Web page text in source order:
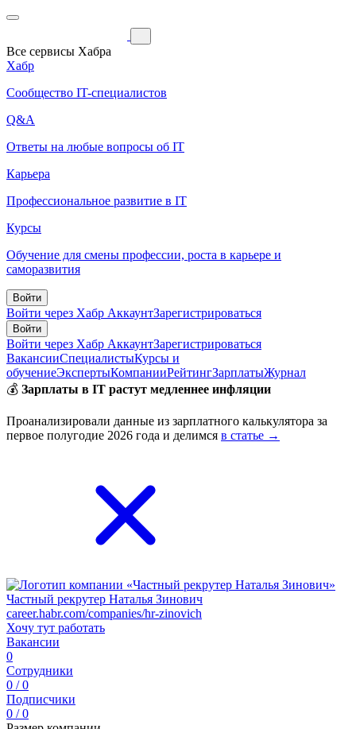
Все сервисы Хабра
Хабр
Сообщество IT-специалистов
Q&A
Ответы на любые вопросы об IT
Карьера
Профессиональное развитие в IT
Курсы
Обучение для смены профессии, роста в карьере и
саморазвития
Войти
Войти через Хабр АккаунтЗарегистрироваться
Войти
Войти через Хабр АккаунтЗарегистрироваться
ВакансииСпециалистыКурсы и
обучениеЭкспертыКомпанииРейтингЗарплатыЖурнал
💰 Зарплаты в IT растут медленнее инфляции
Проанализировали данные из зарплатного калькулятора за
первое полугодие 2026 года и делимся в статье →
Частный рекрутер Наталья Зинович
career.habr.com/companies/hr-zinovich
Хочу тут работать
Вакансии
0
Сотрудники
0 / 0
Подписчики
0 / 0